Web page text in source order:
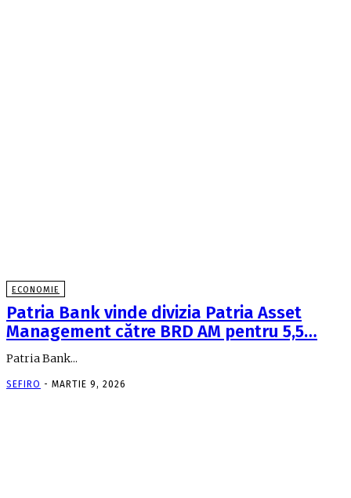
ECONOMIE
Patria Bank vinde divizia Patria Asset
Management către BRD AM pentru 5,5…
Patria Bank...
SEFIRO - MARTIE 9, 2026